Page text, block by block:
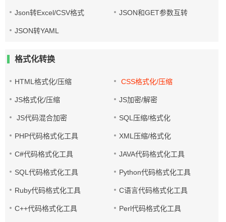
Json转Excel/CSV格式 JSON和GET参数互转
JSON转YAML
格式化转换
HTML格式化/压缩 CSS格式化/压缩
JS格式化/压缩 JS加密/解密
JS代码混合加密 SQL压缩/格式化
PHP代码格式化工具 XML压缩/格式化
C#代码格式化工具 JAVA代码格式化工具
SQL代码格式化工具 Python代码格式化工具
Ruby代码格式化工具 C语言代码格式化工具
C++代码格式化工具 Perl代码格式化工具